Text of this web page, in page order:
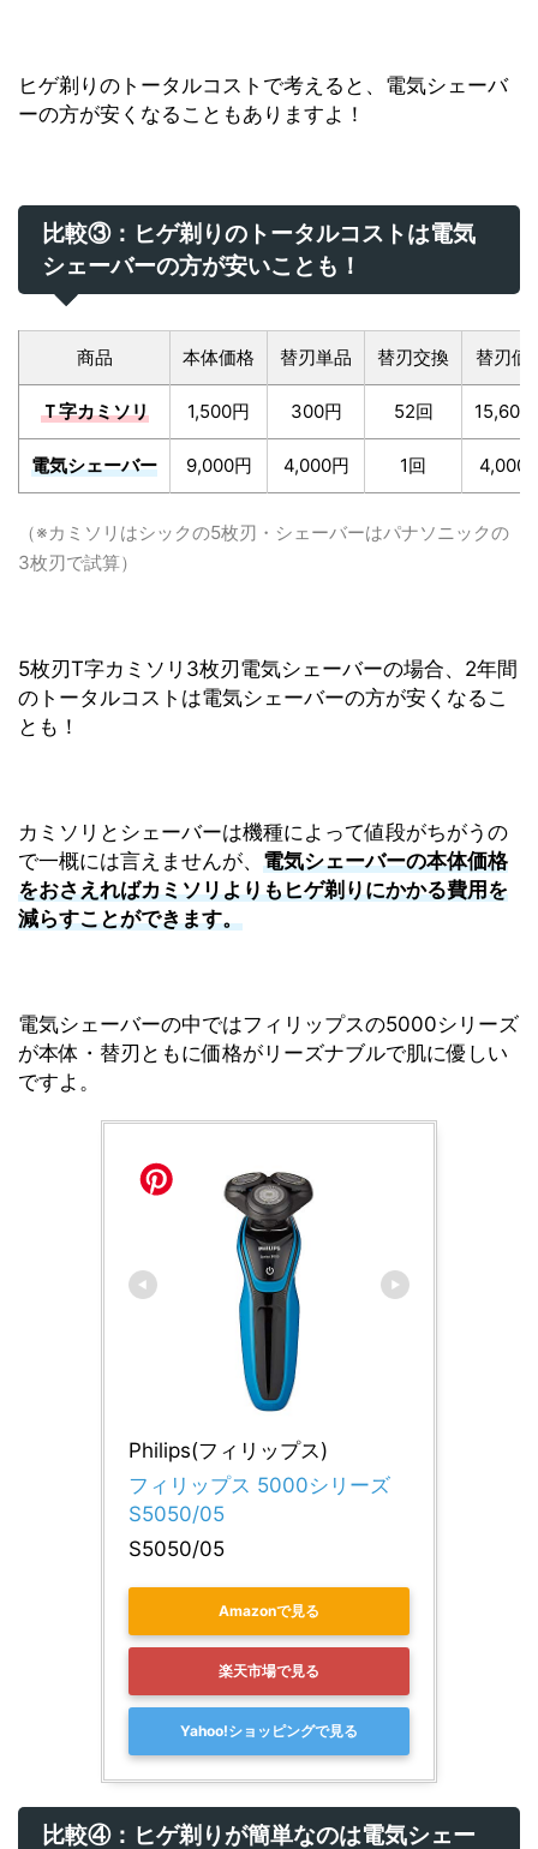
ヒゲ剃りのトータルコストで考えると、電気シェーバ
ーの方が安くなることもありますよ！
比較③：ヒゲ剃りのトータルコストは電気
シェーバーの方が安いことも！
商品 本体価格 替刃単品 替刃交換 替刃価
Ｔ字カミソリ 1,500円 300円 52回 15,600
電気シェーバー 9,000円 4,000円 1回 4,000
（※カミソリはシックの5枚刃・シェーバーはパナソニックの
3枚刃で試算）
5枚刃T字カミソリ3枚刃電気シェーバーの場合、2年間
のトータルコストは電気シェーバーの方が安くなるこ
とも！
カミソリとシェーバーは機種によって値段がちがうの
で一概には言えませんが、 電気シェーバーの本体価格
をおさえればカミソリよりもヒゲ剃りにかかる費用を
減らすことができます。
電気シェーバーの中ではフィリップスの5000シリーズ
が本体・替刃ともに価格がリーズナブルで肌に優しい
ですよ。
Philips(フィリップス)
フィリップス 5000シリーズ
S5050/05
S5050/05
Amazonで見る
楽天市場で見る
Yahoo!ショッピングで見る
比較④：ヒゲ剃りが簡単なのは電気シェー